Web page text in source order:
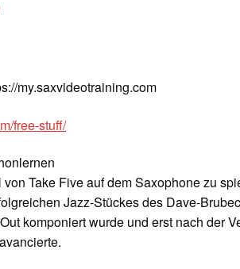
my.saxvideotraining.com
free-stuff/
Take Five auf dem Saxophone zu
Jazz-Stückes des Dave-
komponiert wurde und erst nach der